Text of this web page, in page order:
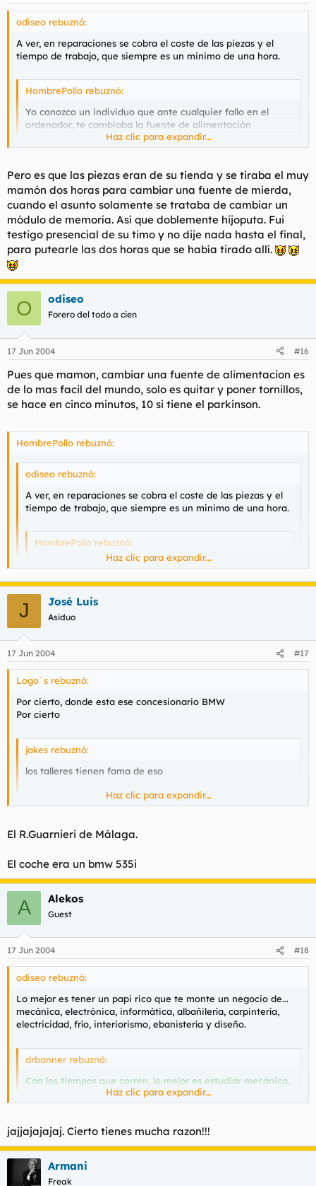
odiseo rebuznó:
A ver, en reparaciones se cobra el coste de las piezas y el
tiempo de trabajo, que siempre es un minimo de una hora.
HombrePollo rebuznó:
Yo conozco un individuo que ante cualquier fallo en el
ordenador, te cambiaba la fuente de alimentación
cobrandote un plus por la instalación. La solución es
hincharlo a ostias. Desde entonces se asegura de corregir
Haz clic para expandir...
Pero es que las piezas eran de su tienda y se tiraba el muy
mamón dos horas para cambiar una fuente de mierda,
cuando el asunto solamente se trataba de cambiar un
módulo de memoría. Así que doblemente hijoputa. Fui
testigo presencial de su timo y no dije nada hasta el final,
para putearle las dos horas que se había tirado allí.
O odiseo
Forero del todo a cien
17 Jun 2004 #16
Pues que mamon, cambiar una fuente de alimentacion es
de lo mas facil del mundo, solo es quitar y poner tornillos,
se hace en cinco minutos, 10 si tiene el parkinson.
HombrePollo rebuznó:
odiseo rebuznó:
A ver, en reparaciones se cobra el coste de las piezas y el
tiempo de trabajo, que siempre es un minimo de una hora.
HombrePollo rebuznó:
Yo conozco un individuo que ante cualquier fallo en el
cobrandote un plus por la instalación. La solución es
hincharlo a ostias. Desde entonces se asegura de
corregir solo lo que falla.
Haz clic para expandir...
Pero es que las piezas eran de su tienda y se tiraba el muy
mamón dos horas para cambiar una fuente de mierda, cuando
el asunto solamente se trataba de cambiar un módulo de
memoría. Así que doblemente hijoputa. Fui testigo presencial
horas que se había tirado allí.
Haz clic para expandir...
J José Luis
Asiduo
17 Jun 2004 #17
Logo´s rebuznó:
Por cierto, donde esta ese concesionario BMW
Por cierto
jakes rebuznó:
los talleres tienen fama de eso
y no solo los talleres, siempre pide dos o tres opiniones al
respecto, a mi se me jodió el potenciometro de mi coche,
"manolo y compañia" 460 € y en una franquicia tipo feuver
Cual es tu M (e30, e36 o e46) lo digo, por que si quieres te
puedo poner en contacto con el Club M de España
Haz clic para expandir...
El R.Guarnieri de Málaga.
El coche era un bmw 535i
A Alekos
Guest
17 Jun 2004 #18
odiseo rebuznó:
Lo mejor es tener un papi rico que te monte un negocio de...
mecánica, electrónica, informática, albañilería, carpintería,
electricidad, frío, interiorismo, ebanistería y diseño.
drbanner rebuznó:
Con los tiempos que corren, lo mejor es estudiar mecánica,
electrónica, informática, albañilería, carpintería,
electricidad, frío, interiorismo, ebanistería y diseño y
Haz clic para expandir...
jajjajajajaj. Cierto tienes mucha razon!!!
Armani
Freak